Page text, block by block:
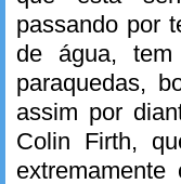
passando por
de água,
paraquedas,
assim por
Colin Firth,